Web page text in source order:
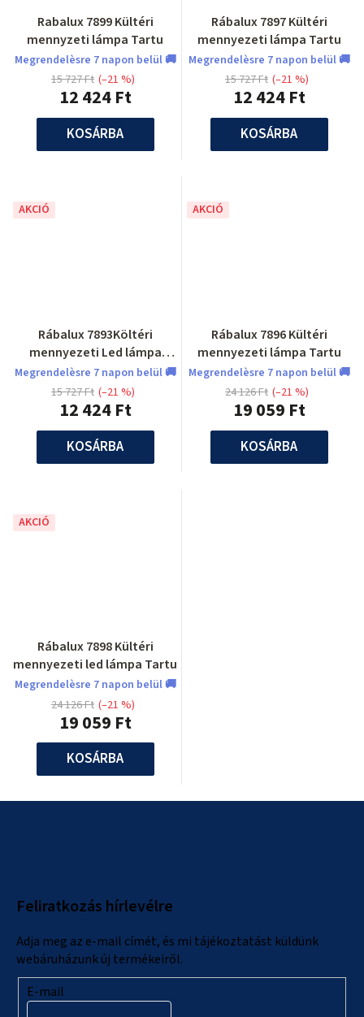
Rabalux 7899 Kültéri
mennyzeti lámpa Tartu
Megrendelèsre 7 napon belül 🚚
12 424 Ft
15 727 Ft (–21 %)
KOSÁRBA
Rábalux 7897 Kültéri
mennyezeti lámpa Tartu
Megrendelèsre 7 napon belül 🚚
12 424 Ft
15 727 Ft (–21 %)
KOSÁRBA
AKCIÓ
Rábalux 7893Költéri
mennyezeti Led lámpa
Tartu
Megrendelèsre 7 napon belül 🚚
12 424 Ft
15 727 Ft (–21 %)
KOSÁRBA
AKCIÓ
Rábalux 7896 Kültéri
mennyezeti lámpa Tartu
Megrendelèsre 7 napon belül 🚚
19 059 Ft
24 126 Ft (–21 %)
KOSÁRBA
AKCIÓ
Rábalux 7898 Kültéri
mennyezeti led lámpa Tartu
Megrendelèsre 7 napon belül 🚚
19 059 Ft
24 126 Ft (–21 %)
KOSÁRBA
Feliratkozás hírlevélre
Adja meg az e-mail címét, és mi tájékoztatást küldünk
webáruházunk új termékeiről.
E-mail